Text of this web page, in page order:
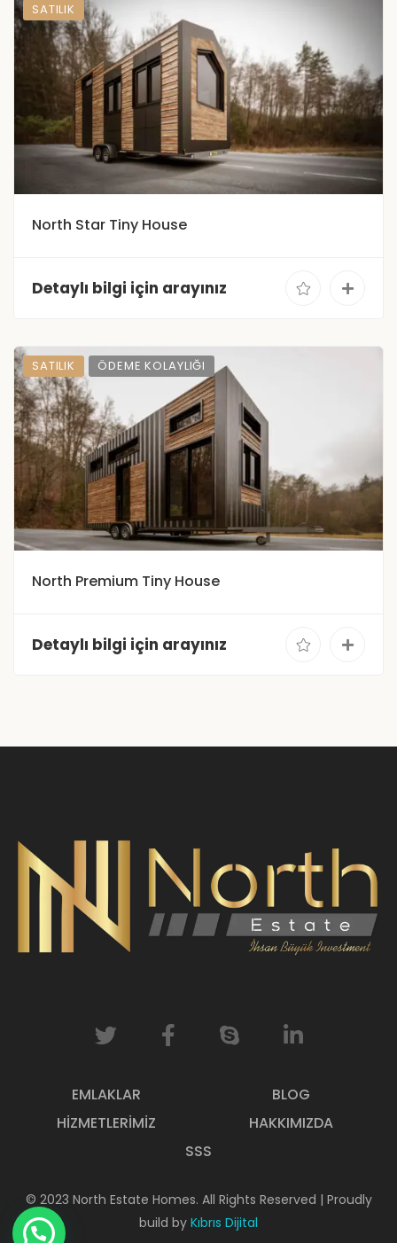
SATILIK
North Star Tiny House
Detaylı bilgi için arayınız
SATILIK ÖDEME KOLAYLIĞI
North Premium Tiny House
Detaylı bilgi için arayınız
EMLAKLAR
BLOG
HIZMETLERIMIZ
HAKKIMIZDA
SSS
© 2023 North Estate Homes. All Rights Reserved | Proudly
build by Kıbrıs Dijital